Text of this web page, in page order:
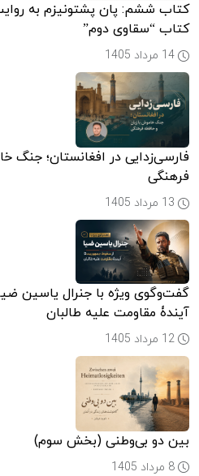
کتاب ششم: پان پشتونیزم به
کتاب “سقاوی دوم”
14 مرداد 1405
فارسی‌زدایی در افغانستان؛ جنگ
فرهنگی
13 مرداد 1405
گفت‌وگوی ویژه با جنرال یاسین
آیندۀ مقاومت علیه طالبان
12 مرداد 1405
بین دو بی‌وطنی (بخش سوم)
8 مرداد 1405